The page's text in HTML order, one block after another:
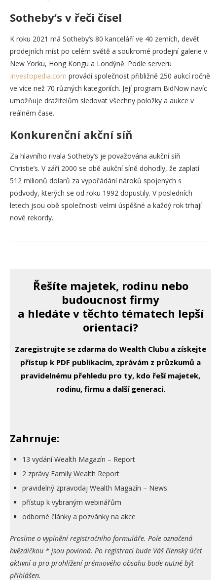
Sotheby’s v řeči čísel
K roku 2021 má Sotheby’s 80 kanceláří ve 40 zemích, devět
prodejních míst po celém světě a soukromé prodejní galerie v
New Yorku, Hong Kongu a Londýně. Podle serveru
Investopedia.com provádí společnost přibližně 250 aukcí ročně
ve více než 70 různých kategoriích. Její program BidNow navíc
umožňuje dražitelům sledovat všechny položky a aukce v
reálném čase.
Konkurenční akční síň
Za hlavního rivala Sotheby’s je považována aukční síň
Christie’s. V září 2000 se obě aukční síně dohodly, že zaplatí
512 milionů dolarů za vypořádání nároků spojených s
podvody, kterých se od roku 1992 dopustily. V posledních
letech jsou obě společnosti velmi úspěšné a každý rok trhají
nové rekordy.
Řešíte majetek, rodinu nebo
budoucnost firmy
a hledáte v těchto tématech lepší
orientaci?
Zaregistrujte se zdarma do Wealth Clubu a získejte
přístup k PDF publikacím, zprávám z průzkumů a
pravidelnému přehledu pro ty, kdo řeší majetek,
rodinu, firmu a další generaci.
Zahrnuje:
13 vydání Wealth Magazín – Report
2 zprávy Family Wealth Report
pravidelný zpravodaj Wealth Magazín – News
přístup k vybraným webinářům
odborné články a pozvánky na akce
Prosíme o vyplnění registračního formuláře. Pole označená
hvězdičkou * jsou povinná. Po registraci bude Váš členský účet
aktivní a pro prohlížení prémiového obsahu bude nutné být
přihlášen.